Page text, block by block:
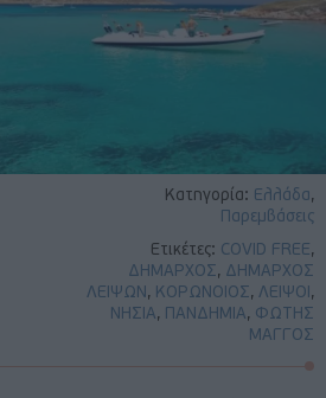
Κατηγορία: Ελλάδα,
Παρεμβάσεις
Ετικέτες: COVID FREE,
ΔΗΜΑΡΧΟΣ, ΔΗΜΑΡΧΟΣ
ΛΕΙΨΩΝ, ΚΟΡΩΝΟΙΟΣ, ΛΕΙΨΟΙ,
ΝΗΣΙΑ, ΠΑΝΔΗΜΙΑ, ΦΩΤΗΣ
ΜΑΓΓΟΣ